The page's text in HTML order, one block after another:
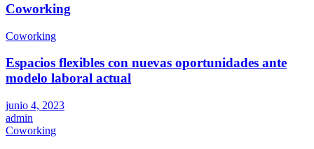
Coworking
Coworking
Espacios flexibles con nuevas oportunidades ante
modelo laboral actual
junio 4, 2023
admin
Coworking